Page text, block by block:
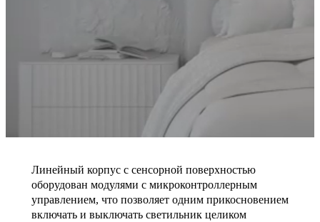
Линейный корпус с сенсорной поверхностью
оборудован модулями с микроконтроллерным
управлением, что позволяет одним прикосновением
включать и выключать светильник целиком